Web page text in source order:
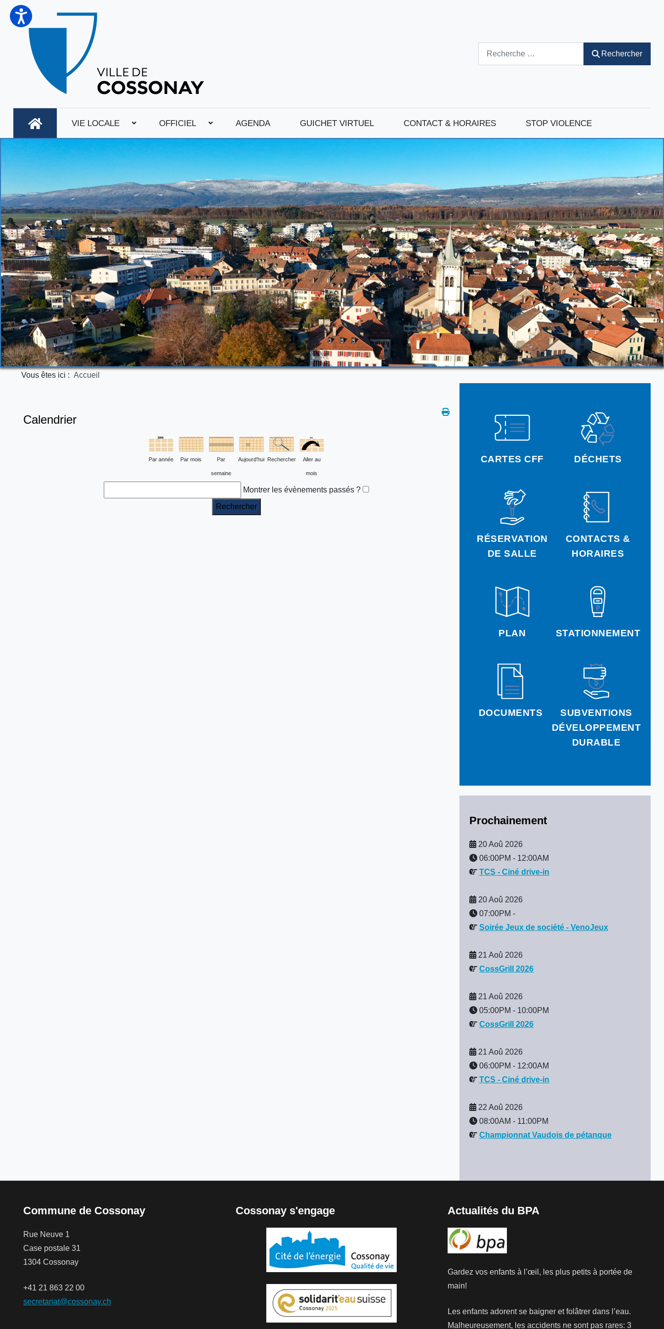
Rechercher
VIE LOCALE OFFICIEL AGENDA GUICHET VIRTUEL CONTACT & HORAIRES STOP VIOLENCE
Vous êtes ici : Accueil
CARTES CFF DÉCHETS
RÉSERVATION
DE SALLE
CONTACTS &
HORAIRES
PLAN STATIONNEMENT
DOCUMENTS
SUBVENTIONS
DÉVELOPPEMENT
DURABLE
Prochainement
20 Aoû 2026
06:00PM - 12:00AM
TCS - Ciné drive-in
20 Aoû 2026
07:00PM -
Soirée Jeux de société - VenoJeux
21 Aoû 2026
CossGrill 2026
21 Aoû 2026
05:00PM - 10:00PM
CossGrill 2026
21 Aoû 2026
06:00PM - 12:00AM
TCS - Ciné drive-in
22 Aoû 2026
08:00AM - 11:00PM
Championnat Vaudois de pétanque
Calendrier
Par année Par mois Par
semaine
Aujourd'hui Rechercher Aller au
mois
Montrer les évènements passés ?
Commune de Cossonay
Rue Neuve 1
Case postale 31
1304 Cossonay
+41 21 863 22 00
secretariat@cossonay.ch
Cossonay s'engage Actualités du BPA
Gardez vos enfants à l’œil, les plus petits à portée de
main!
Les enfants adorent se baigner et folâtrer dans l’eau.
Malheureusement, les accidents ne sont pas rares: 3